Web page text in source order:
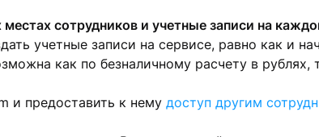
местах сотрудников и учетные записи на
учетные записи на сервисе, равно как и
как по безналичному расчету в рублях,
и предоставить к нему доступ другим